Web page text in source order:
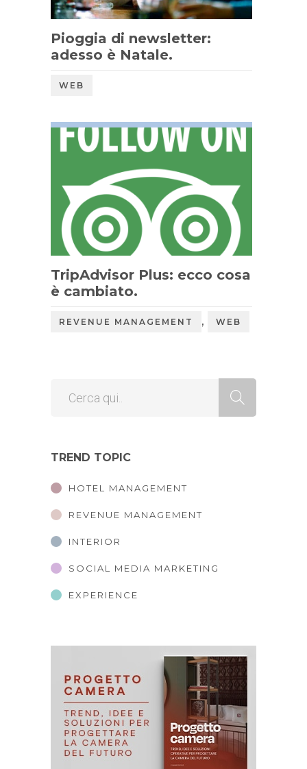
Pioggia di newsletter:
adesso è Natale.
WEB
TripAdvisor Plus: ecco cosa
è cambiato.
REVENUE MANAGEMENT , WEB
TREND TOPIC
HOTEL MANAGEMENT
REVENUE MANAGEMENT
INTERIOR
SOCIAL MEDIA MARKETING
EXPERIENCE